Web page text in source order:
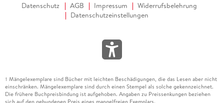
Datenschutz AGB Impressum
Widerrufsbelehrung
Datenschutzeinstellungen
1 Mängelexemplare sind Bücher mit leichten Beschädigungen, die das Lesen aber nicht
einschränken. Mängelexemplare sind durch einen Stempel als solche gekennzeichnet.
Die frühere Buchpreisbindung ist aufgehoben. Angaben zu Preissenkungen beziehen
sich auf den gebundenen Preis eines mangelfreien Exemplars.